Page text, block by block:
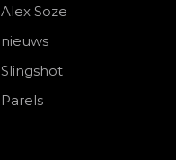
Alex Soze
nieuws
Slingshot
Parels